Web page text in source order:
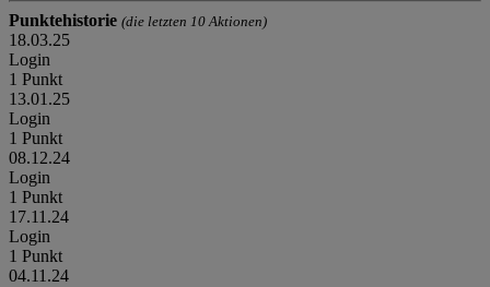
Punktehistorie (die letzten 10 Aktionen)
18.03.25
Login
1 Punkt
13.01.25
Login
1 Punkt
08.12.24
Login
1 Punkt
17.11.24
Login
1 Punkt
04.11.24